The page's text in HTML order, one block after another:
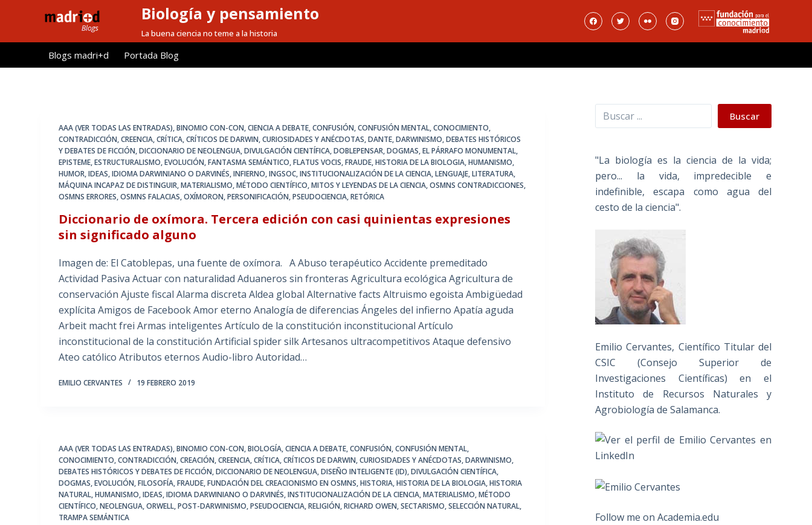
l
Biología y pensamiento
La buena ciencia no teme a la historia
Blogs madri+d Portada Blog
AAA (VER TODAS LAS ENTRADAS),BINOMIO CON-CON,CIENCIA A DEBATE,CONFUSIÓN,CONFUSIÓN MENTAL,CONOCIMIENTO,
CONTRADICCIÓN,CREENCIA,CRÍTICA,CRÍTICOS DE DARWIN,CURIOSIDADES Y ANÉCDOTAS,DANTE,DARWINISMO,DEBATES HISTÓRICOS
Y DEBATES DE FICCIÓN,DICCIONARIO DE NEOLENGUA,DIVULGACIÓN CIENTÍFICA,DOBLEPENSAR,DOGMAS,EL PÁRRAFO MONUMENTAL,
EPISTEME,ESTRUCTURALISMO,EVOLUCIÓN,FANTASMA SEMÁNTICO,FLATUS VOCIS,FRAUDE,HISTORIA DE LA BIOLOGIA,HUMANISMO,
HUMOR,IDEAS,IDIOMA DARWINIANO O DARVINÉS,INFIERNO,INGSOC,INSTITUCIONALIZACIÓN DE LA CIENCIA,LENGUAJE,LITERATURA,
MÁQUINA INCAPAZ DE DISTINGUIR,MATERIALISMO,MÉTODO CIENTÍFICO,MITOS Y LEYENDAS DE LA CIENCIA,OSMNS CONTRADICCIONES,
OSMNS ERRORES,OSMNS FALACIAS,OXÍMORON,PERSONIFICACIÓN,PSEUDOCIENCIA,RETÓRICA
Diccionario de oxímora. Tercera edición con casi quinientas expresiones
sin significado alguno
Imagen de: El Catoblepas, una fuente de oxímora. A Abuso terapéutico Accidente premeditado
Actividad Pasiva Actuar con naturalidad Aduaneros sin fronteras Agricultura ecológica Agricultura de
conservación Ajuste fiscal Alarma discreta Aldea global Alternative facts Altruismo egoista Ambigüedad
explícita Amigos de Facebook Amor eterno Analogía de diferencias Ángeles del infierno Apatía aguda
Arbeit macht frei Armas inteligentes Artículo de la constitución inconstitucional Artículo
inconstitucional de la constitución Artificial spider silk Artesanos ultracompetitivos Ataque defensivo
Ateo católico Atributos eternos Audio-libro Autoridad…
EMILIO CERVANTES 19 FEBRERO 2019
AAA (VER TODAS LAS ENTRADAS),BINOMIO CON-CON,BIOLOGÍA,CIENCIA A DEBATE,CONFUSIÓN,CONFUSIÓN MENTAL,
CONOCIMIENTO,CONTRADICCIÓN,CREACIÓN,CREENCIA,CRÍTICA,CRÍTICOS DE DARWIN,CURIOSIDADES Y ANÉCDOTAS,DARWINISMO,
DEBATES HISTÓRICOS Y DEBATES DE FICCIÓN,DICCIONARIO DE NEOLENGUA,DISEÑO INTELIGENTE (ID),DIVULGACIÓN CIENTÍFICA,
DOGMAS,EVOLUCIÓN,FILOSOFÍA,FRAUDE,FUNDACIÓN DEL CREACIONISMO EN OSMNS,HISTORIA,HISTORIA DE LA BIOLOGIA,HISTORIA
NATURAL,HUMANISMO,IDEAS,IDIOMA DARWINIANO O DARVINÉS,INSTITUCIONALIZACIÓN DE LA CIENCIA,MATERIALISMO,MÉTODO
CIENTÍFICO,NEOLENGUA,ORWELL,POST-DARWINISMO,PSEUDOCIENCIA,RELIGIÓN,RICHARD OWEN,SECTARISMO,SELECCIÓN NATURAL,
TRAMPA SEMÁNTICA
Buscar Buscar
"La biología es la ciencia de la vida;
pero... la vida, impredecible e
indefinible, escapa como agua del
cesto de la ciencia".
Emilio Cervantes, Científico Titular del
CSIC (Consejo Superior de
Investigaciones Científicas) en el
Instituto de Recursos Naturales y
Agrobiología de Salamanca.
Follow me on Academia.edu